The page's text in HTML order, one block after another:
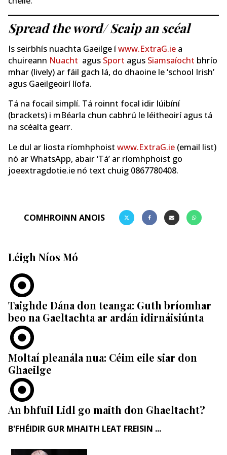
Spread the word/ Scaip an scéal
Is seirbhís nuachta Gaeilge íwww.ExtraG.ie a
chuireann Nuacht agus Sport agus Siamsaíocht bhrío
mhar (lively) ar fáil gach lá, do dhaoine le ‘school Irish’
agus Gaeilgeoirí líofa.
Tá na focail simplí. Tá roinnt focal idir lúibíní
(brackets) i mBéarla chun cabhrú le léitheoirí agus tá
na scéalta gearr.
Le dul ar liosta ríomhphoist www.ExtraG.ie (email list)
nó ar WhatsApp, abair ‘Tá’ ar ríomhphoist go
joeextragdotie.ie nó text chuig 0867780408.
COMHROINN ANOIS
Léigh Níos Mó
Taighde Dána don teanga: Guth bríomhar
beo na Gaeltachta ar ardán idirnáisiúnta
Moltaí pleanála nua: Céim eile siar don
Ghaeilge
An bhfuil Lidl go maith don Ghaeltacht?
B'FHÉIDIR GUR MHAITH LEAT FREISIN ...